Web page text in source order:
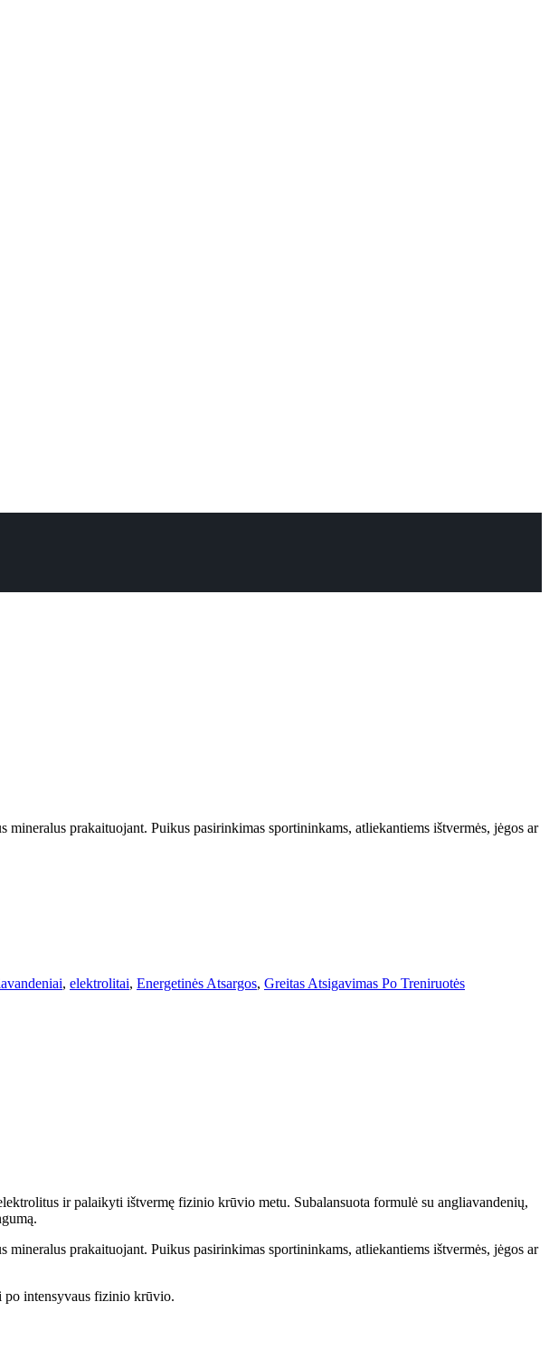
prakaituojant. Puikus pasirinkimas sportininkams, atliekantiems ištvermės, jėgos ar
, elektrolitai, Energetinės Atsargos, Greitas Atsigavimas Po Treniruotės
ir palaikyti ištvermę fizinio krūvio metu. Subalansuota formulė su angliavandenių,
prakaituojant. Puikus pasirinkimas sportininkams, atliekantiems ištvermės, jėgos ar
po intensyvaus fizinio krūvio.